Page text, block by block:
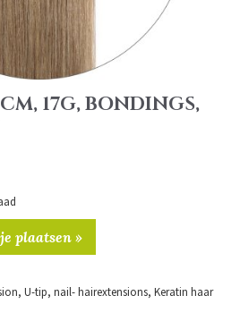
17G, BONDINGS,
plaatsen »
U-tip, nail- hairextensions, Keratin haar